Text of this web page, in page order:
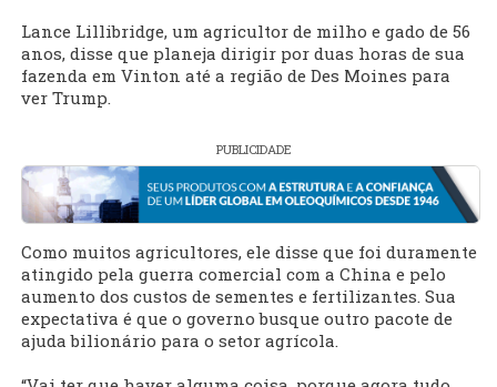
Lance Lillibridge, um agricultor de milho e gado de 56
anos, disse que planeja dirigir por duas horas de sua
fazenda em Vinton até a região de Des Moines para
ver Trump.
PUBLICIDADE
Como muitos agricultores, ele disse que foi duramente
atingido pela guerra comercial com a China e pelo
aumento dos custos de sementes e fertilizantes. Sua
expectativa é que o governo busque outro pacote de
ajuda bilionário para o setor agrícola.